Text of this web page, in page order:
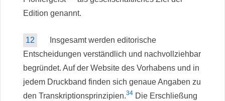
Edition genannt.
12
Insgesamt werden editorische
Entscheidungen verständlich und nachvollziehbar
begründet. Auf der Website des Vorhabens und in
jedem Druckband finden sich genaue Angaben zu
den Transkriptionsprinzipien.34 Die Erschließung